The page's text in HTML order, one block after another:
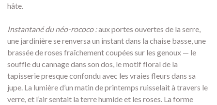
hâte.
Instantané du néo-rococo :aux portes ouvertes de la serre,
une jardinière se renversa un instant dans la chaise basse, une
brassée de roses fraîchement coupées sur les genoux — le
souffle du cannage dans son dos, le motif floral de la
tapisserie presque confondu avec les vraies fleurs dans sa
jupe. La lumière d’un matin de printemps ruisselait à travers le
verre, et l’air sentait la terre humide et les roses. La forme